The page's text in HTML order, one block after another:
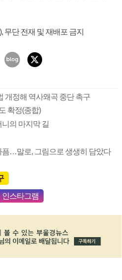
무단 전재 및 재배포 금지
개정해 역사왜곡 중단 촉구
확정(종합)
의 마지막 길
픔…말로, 그림으로 생생히 담았다
인스타그램